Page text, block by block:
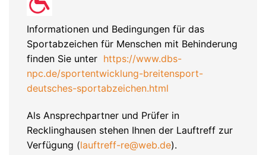
Informationen und Bedingungen für das
Sportabzeichen für Menschen mit Behinderung
finden Sie unter https://www.dbs-
npc.de/sportentwicklung-breitensport-
deutsches-sportabzeichen.html
Als Ansprechpartner und Prüfer in
Recklinghausen stehen Ihnen der Lauftreff zur
Verfügung (lauftreff-re@web.de).